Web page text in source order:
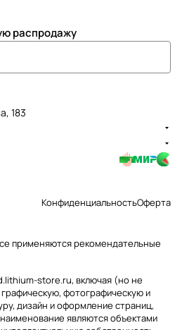
распродажу
183
КонфиденциальностьОферта
применяютсярекомендательные
store.ru, включая (но не
фотографическую и
дизайн и оформление страниц,
являются объектами